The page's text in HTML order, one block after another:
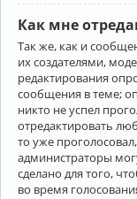
Как мне
Так же, как и
их создателями,
редактирования
сообщения в теме;
никто не успел
отредактировать
то уже
администраторы
сделано для того,
во время